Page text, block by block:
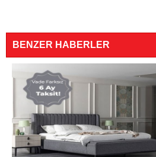
BENZER HABERLER